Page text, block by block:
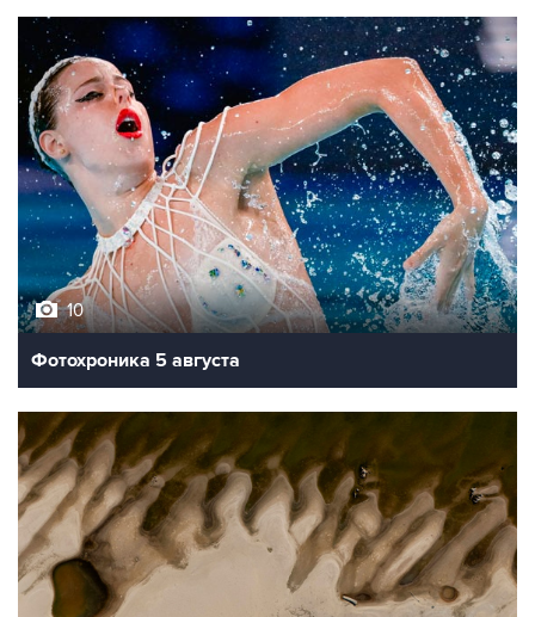
10
Фотохроника 5 августа